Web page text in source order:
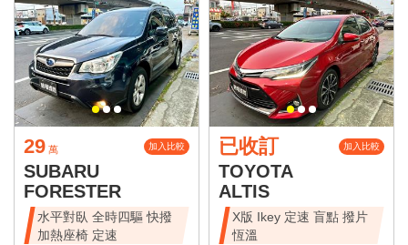
29 萬 加入比較
SUBARU
FORESTER
水平對臥 全時四驅 快撥
加熱座椅 定速
已收訂 加入比較
TOYOTA
ALTIS
X版 Ikey 定速 盲點 撥片
恆溫